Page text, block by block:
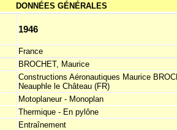
DONNÉES GÉNÉRALES
1946
France
BROCHET, Maurice
Constructions Aéronautiques Maurice
Neauphle le Château (FR)
Motoplaneur - Monoplan
Thermique - En pylône
Entraînement